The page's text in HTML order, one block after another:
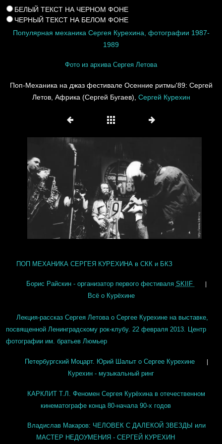
БЕЛЫЙ ТЕКСТ НА ЧЕРНОМ ФОНЕ
ЧЕРНЫЙ ТЕКСТ НА БЕЛОМ ФОНЕ
Популярная механика Сергея Курехина, фотографии 1987-
1989
Фото из архива Сергея Летова
Поп-Механика на джаз фестивале Осенние ритмы'89: Сергей
Летов, Африка (Сергей Бугаев), Сергей Курехин
ПОП МЕХАНИКА СЕРГЕЯ КУРЕХИНА в СКК и БКЗ
Борис Райскин - организатор первого фестиваля SKIIF
Всё о Курёхине
Лекция-рассказ Сергея Летова о Сергее Курехине на выставке,
посвященной Ленинградскому рок-клубу. 22 февраля 2013. Центр
фотографии им. братьев Люмьер
Петербургский Моцарт. Юрий Шалыт о Сергее Курехине
Курехин - музыкальный ринг
КАРКЛИТ Т.Л. Феномен Сергея Курёхина в отечественном
кинематографе конца 80-начала 90-х годов
Владислав Макаров: ЧЕЛОВЕК С ДАЛЕКОЙ ЗВЕЗДЫ или
МАСТЕР НЕДОУМЕНИЯ - СЕРГЕЙ КУРЕХИН